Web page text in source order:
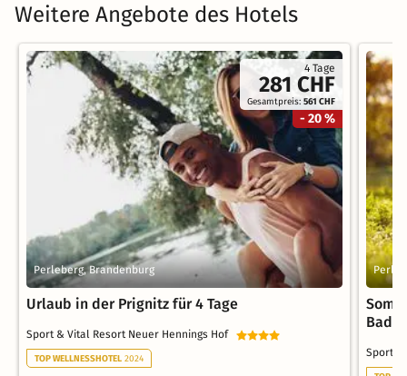
Weitere Angebote des Hotels
4 Tage
281 CHF
Gesamtpreis:561 CHF
- 20 %
Perleberg, Brandenburg
Urlaub in der Prignitz für 4 Tage
Sport & Vital Resort Neuer Hennings Hof
TOP WELLNESSHOTEL 2024 Sport